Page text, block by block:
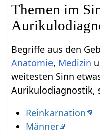
Themen im
Begriffe aus den
Anatomie, Medizin
weitesten Sinn
Aurikulodiagnostik,
Reinkarnation
Männer